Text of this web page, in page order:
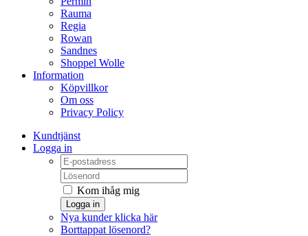
Rauma
Regia
Rowan
Sandnes
Shoppel Wolle
Information
Köpvillkor
Om oss
Privacy Policy
Kundtjänst
Logga in
Kom ihåg mig
Logga in
Nya kunder klicka här
Borttappat lösenord?